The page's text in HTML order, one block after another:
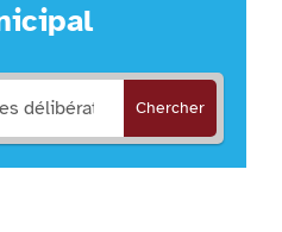
Chercher